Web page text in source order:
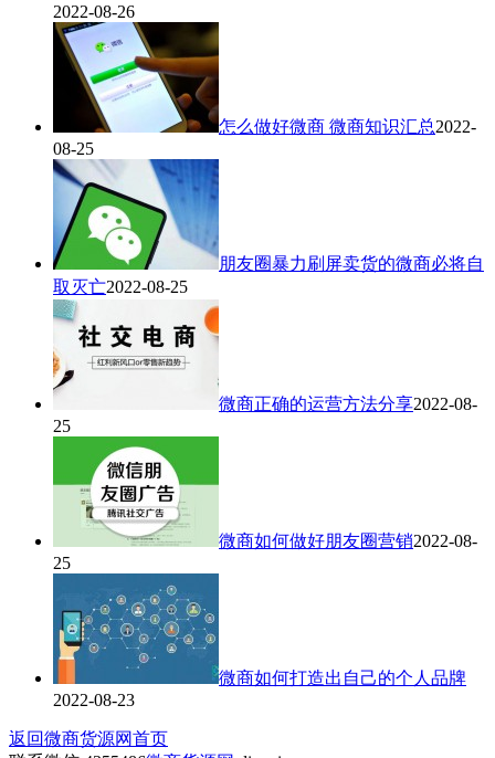
2022-08-26
怎么做好微商 微商知识汇总2022-
08-25
朋友圈暴力刷屏卖货的微商必将自
取灭亡2022-08-25
微商正确的运营方法分享2022-08-
25
微商如何做好朋友圈营销2022-08-
25
微商如何打造出自己的个人品牌
2022-08-23
返回微商货源网首页